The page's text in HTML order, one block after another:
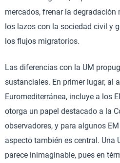
mercados, frenar la
los lazos con la sociedad civil y
los flujos migratorios.
Las diferencias con la UM
sustanciales. En primer lugar, al
Euromediterránea, incluye a los
otorga un papel destacado a la
observadores, y para algunos
aspecto también es central. Una
parece inimaginable, pues en